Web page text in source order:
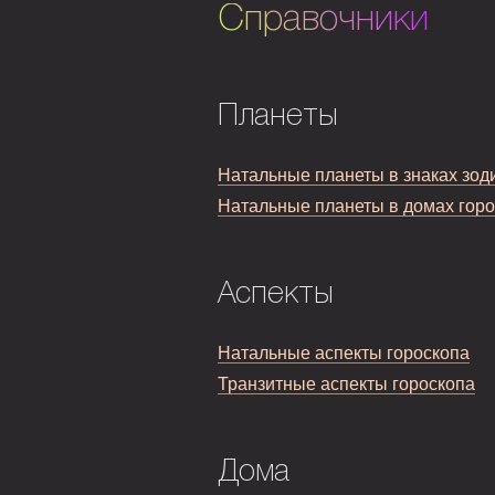
Справочники
Планеты
Натальные планеты в знаках
Натальные планеты в домах
Аспекты
Натальные аспекты гороскопа
Транзитные аспекты гороскопа
Дома